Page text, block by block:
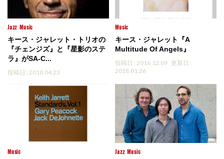
Jazz Music
キース・ジャレット・トリオの
『チェンジズ』と『星影のステ
ラ』がSA-C...
投稿日 : 2018.04.23
Music
キース・ジャレット『A
Multitude Of Angels』
投稿日 : 2016.12.09 更新日 :
2018.01.26
Music
Jazz Music